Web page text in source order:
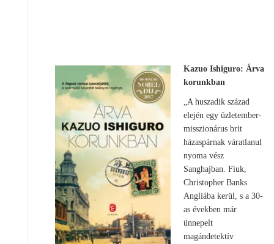
Kazuo Ishiguro: Árva
korunkban
„A huszadik század
elején egy üzletember-
misszionárus brit
házaspárnak váratlanul
nyoma vész
Sanghajban. Fiuk,
Christopher Banks
Angliába kerül, s a 30-
as években már
ünnepelt
magándetektív